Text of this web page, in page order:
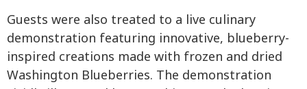
Guests were also treated to a live culinary
demonstration featuring innovative, blueberry-
inspired creations made with frozen and dried
Washington Blueberries. The demonstration